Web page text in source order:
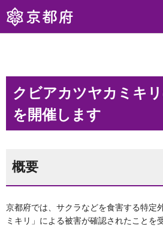
京都府
クビアカツヤカミキ
を開催します
概要
京都府では、サクラなどを食害する特定
ミキリ」による被害が確認されたことを